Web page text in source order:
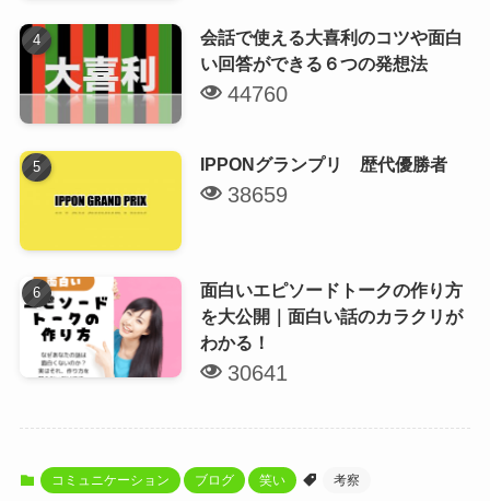
会話で使える大喜利のコツや面白
い回答ができる６つの発想法
44760
IPPONグランプリ 歴代優勝者
38659
面白いエピソードトークの作り方
を大公開｜面白い話のカラクリが
わかる！
30641
コミュニケーション ブログ 笑い 考察